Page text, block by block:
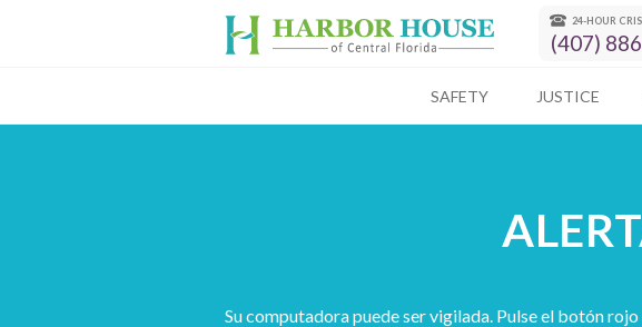
24-HOUR
(407)
SAFETY JUSTICE
Su computadora puede ser vigilada. Pulse el botón